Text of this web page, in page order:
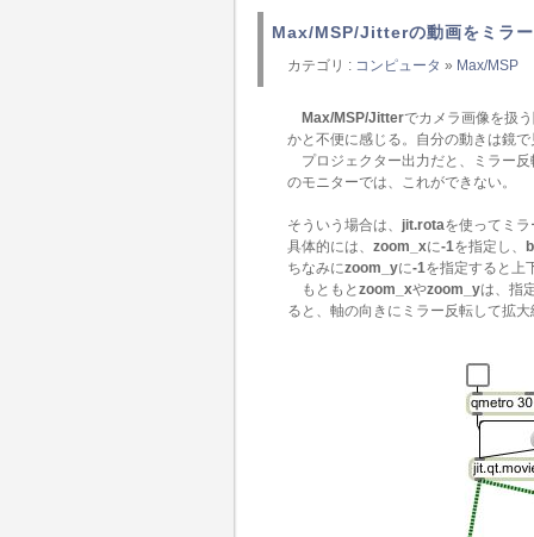
Max/MSP/Jitterの動画をミラ
カテゴリ : コンピュータ » Max/MSP
Max/MSP/Jitterでカメラ画像を扱
かと不便に感じる。自分の動きは鏡
プロジェクター出力だと、ミラー
のモニターでは、これができない。
そういう場合は、 jit.rotaを使ってミ
具体的には、 zoom_xに-1を指定し、
ちなみにzoom_yに-1を指定すると上
もともと zoom_xやzoom_yは、指
ると、軸の向きにミラー反転して拡